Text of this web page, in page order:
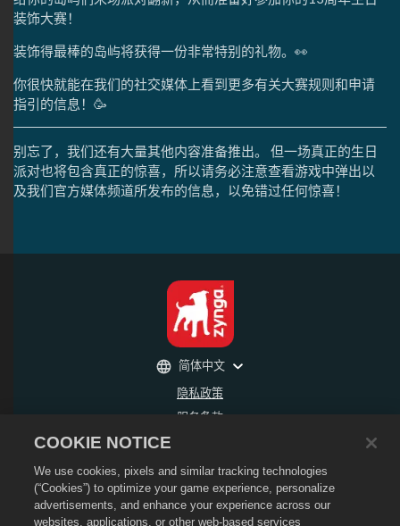
装饰大赛！
装饰得最棒的岛屿将获得一份非常特别的礼物。👀
你很快就能在我们的社交媒体上看到更多有关大赛规则和申请
指引的信息！🥳
别忘了，我们还有大量其他内容准备推出。 但一场真正的生日
派对也将包含真正的惊喜，所以请务必注意查看游戏中弹出以
及我们官方媒体频道所发布的信息，以免错过任何惊喜！
隐私政策
服务条款
不得出售或分享我的个人信息
退款政策
Cookie政策
商店支持
简体中文
COOKIE NOTICE
We use cookies, pixels and similar tracking technologies
(“Cookies”) to optimize your game experience, personalize
advertisements, and enhance your experience across our
websites, applications, or other web-based services